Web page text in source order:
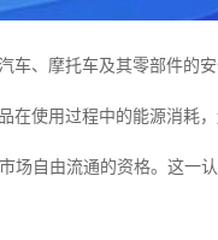
车、摩托车及其零部件的
在使用过程中的能源消耗
场自由流通的资格。这一